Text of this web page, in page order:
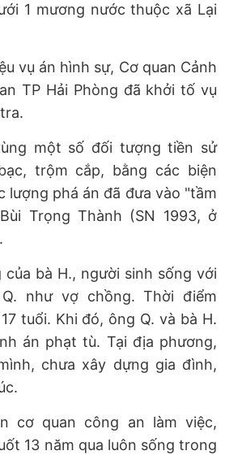
1 mương nước thuộc xã Lại
vụ án hình sự, Cơ quan Cảnh
TP Hải Phòng đã khởi tố vụ
một số đối tượng tiền sử
trộm cắp, bằng các biện
lượng phá án đã đưa vào "tầm
Trọng Thành (SN 1993, ở
bà H., người sinh sống với
như vợ chồng. Thời điểm
tuổi. Khi đó, ông Q. và bà H.
án phạt tù. Tại địa phương,
chưa xây dựng gia đình,
cơ quan công an làm việc,
13 năm qua luôn sống trong